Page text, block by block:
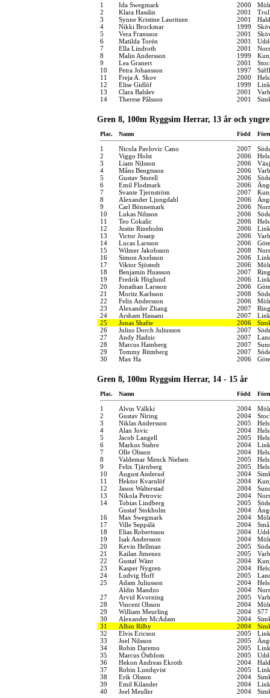
1 Ida Swegmark 2000
2
Klara Hasslin 2001
3
Synne Kristine Lauritzen 2001
4
Nikki Brockmar 1999
5
Vera Fransson 2001
6
Matilda Torén 2001
7
Ella Lindroth 2001
8
Malin Andersson 1999
9
Lea Granert 2001
10
Petra Johansson 1997
11
Freja A. Skov 2000
12
Elise Gidlöf 1999
13
Clara Balslev 2001
14
Therese Pålsson 2001
Gren 8, 100m Ryggsim Herrar, 13 år och
Plac. Namn Född
1 Nicola Pavlovic Cano 2007
2
Viggo Holst 2006
3
Liam Nilsson 2006
4
Måns Bengtsson 2006
5
Gustav Storell 2006
6
Emil Flodmark 2006
7
Svante Tjernström 2007
8
Alexander Ljungdahl 2006
9
Carl Bönnemark 2006
10
Lukas Nilsson 2006
11
Teo Cokalic 2006
12
Justin Rineholm 2006
13
Victor Josarp 2006
14
Lucas Larsson 2006
15
Wilmer Jakobsson 2008
16
Simon Axelsson 2006
17
Viktor Sjöstedt 2006
18
Benjamin Huasson 2007
19
Fredrik Höglund 2006
20
Jonathan Larsson 2006
21
Moritz Karlsson 2008
22
Felix Andersson 2006
23
Alexander Zhang 2007
24
Arsham Hassani 2007
25
Jonas Shafie 2006
26
Julius Dorch Juliusson 2007
27
Andy Hadzic 2007
28
Marcus Hamberg 2007
29
Tommy Ritmberg 2007
30
Max Ha 2006
Gren 8, 100m Ryggsim Herrar, 14 - 15 år
Plac. Namn Född
1 Alvin Välkki 2004
2
Gustav Niring 2004
3
Niklas Andersson 2005
4
Alan Jovic 2004
5
Jacob Langell 2005
6
Markus Stahre 2004
7
Olle Olsson 2004
8
Valdemar Menck Nielsen 2005
9
Felix Tjärnberg 2005
10
August Anderud 2004
11
Hektor Kvarnlöf 2004
12
Jason Walterstad 2004
13
Nikola Petrovic 2004
14
Tobias Lindberg 2005
Gustaf Stokholm
2004
16
Max Swegmark 2004
17
Ville Seppälä 2004
18
Elias Robertsson 2004
19
Isak Andersson 2004
20
Kevin Hellman 2005
21
Kailan Jimenez 2005
22
Gustaf Wänt 2004
23
Kasper Nygren 2004
24
Ludvig Hoff 2005
25
Adam Juliusson 2004
Aldin Mandzo
2004
27
Arvid Kvorning 2005
28
Vincent Olsson 2004
29
William Meurling 2004
S77
30
Alexander McAdam 2004
31
Albin Rilby 2004
32
Elvis Ericson 2005
33
Joel Nilsson 2005
34
Robin Daremo 2005
35
Marcus Östblom 2005
36
Hekon Andreas Ekroth 2004
37
Robin Lundqvist 2005
38
Erik Olsson 2004
39
Emil Kilander 2004
40
Joel Meuller 2004